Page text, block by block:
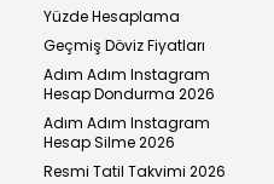
Yüzde Hesaplama
Geçmiş Döviz Fiyatları
Adım Adım Instagram
Hesap Dondurma 2026
Adım Adım Instagram
Hesap Silme 2026
Resmi Tatil Takvimi 2026